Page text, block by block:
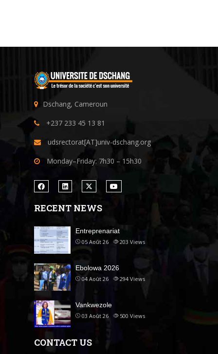
Dschang, Cameroun
+237 233 45 13 81
udsrectorat[AT]univ-dschang.org
Monday–Friday: 7h30 – 15h30
RECENT NEWS
Entreprenariat
05 Août 26 203 Views
Ebolowa 2026
04 Août 26 294 Views
Vankwezole
03 Août 26 500 Views
CONTACT US